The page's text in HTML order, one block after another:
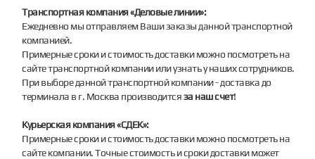
Транспортная компания «Деловые линии»:
Ежедневно мы отправляем Ваши заказы данной транспортной
компанией.
Примерные сроки и стоимость доставки можно посмотреть на
сайте транспортной компании или узнать у наших сотрудников.
При выборе данной транспортной компании - доставка до
терминала в г. Москва производитсяза наш счет!
Курьерская компания «СДЕК»:
Примерные сроки и стоимость доставки можно посмотреть на
сайте компании. Точные стоимость и сроки доставки может